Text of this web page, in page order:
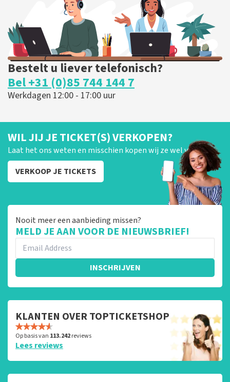
Bestelt u liever telefonisch?
Bel +31 (0)85 744 144 7
Werkdagen 12:00 - 17:00 uur
WIL JIJ JE TICKET(S) VERKOPEN?
Laat het ons weten en misschien kopen wij ze wel van je!
VERKOOP JE TICKETS
Nooit meer een aanbieding missen?
MELD JE AAN VOOR DE NIEUWSBRIEF!
INSCHRIJVEN
KLANTEN OVER TOPTICKETSHOP
Op basis van 113.242reviews
Lees reviews